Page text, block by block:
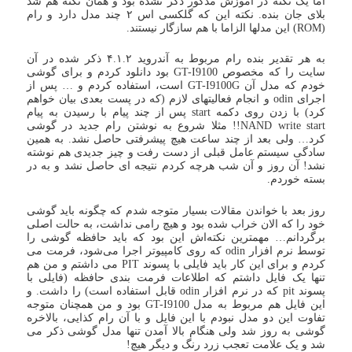
بلای جان بنده. نکته این که گلکسی اس ۲ چند مدل دارد و رام
(ROM) این مدلها الزاما با هم سازگار نیستند.
به هر تقدیر بنده رام مربوط به آندروید ۴.۱.۲ ذکر شده در آن
سایت را که مخصوص GT-I9100 بود دانلود کردم و برای گوشی
خودم که مدل آن GT-I9100G است، استفاده کردم و … پس از
اجرای odin و انجام فعالیتهای لازم (که در پست بعدی بیان خواهم
کرد) با زدن روی دکمه start پس از چند پیام با رسیدن به پیام
NAND write start!! مثلا شروع به نوشتن رام جدید در گوشی
کرد… ولی بعد از چند ساعت هیچ پیشرفتی حاصل نشد. به همین
سادگی سیستم عامل قبلی از دست رفت و چیز جدیدی هم نوشته
نشد! آن روز و آن شب هرچه کردم نتیجه ای حاصل نشد و به در
بسته خوردم.
روز بعد با خواندن مقالات بسیار متوجه شدم که چگونه باید گوشی
خود را که الان خراب شده بود و هیچ رامی نداشت، به حالت اصلی
برگردانم… مهمترین نکته‌اش این بود که باید حافظه گوشی را
توسط نرم افزار odin که روی کامپیوتر اجرا می‌شود، فرمت می
کردم و برای این کار باید فایلی با پسوند PIT می داشتم و من هم
تنها یک فایل داشتم که اطلاعات فرمت بندی حافظه (فایلی با
پسوند pit که در نرم افزار odin قابل استفاده است) را داشت. و
این فایل هم مربوط به مدل GT-I9100 بود و من همچنان متوجه
تفاوت این دو مدل نبودم با این فایل و با آن رام کذایی، بالاخره
گوشی به روز شد ولی هنگام بالا آمدن تنها مدل گوشی ذکر می
شد و یک علامت تعجب زرد رنگ و دیگر هیچ!